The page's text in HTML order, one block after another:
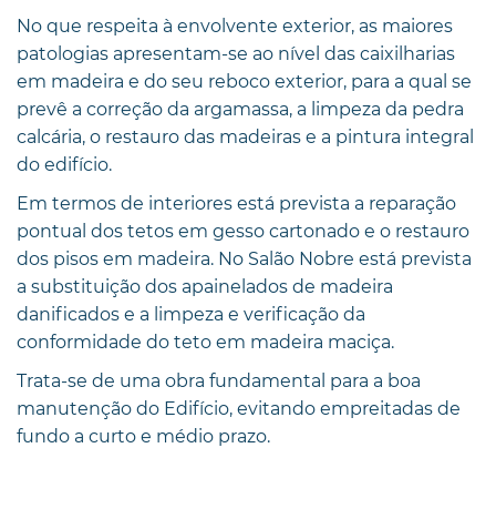
No que respeita à envolvente exterior, as maiores
patologias apresentam-se ao nível das caixilharias
em madeira e do seu reboco exterior, para a qual se
prevê a correção da argamassa, a limpeza da pedra
calcária, o restauro das madeiras e a pintura integral
do edifício.
Em termos de interiores está prevista a reparação
pontual dos tetos em gesso cartonado e o restauro
dos pisos em madeira. No Salão Nobre está prevista
a substituição dos apainelados de madeira
danificados e a limpeza e verificação da
conformidade do teto em madeira maciça.
Trata-se de uma obra fundamental para a boa
manutenção do Edifício, evitando empreitadas de
fundo a curto e médio prazo.